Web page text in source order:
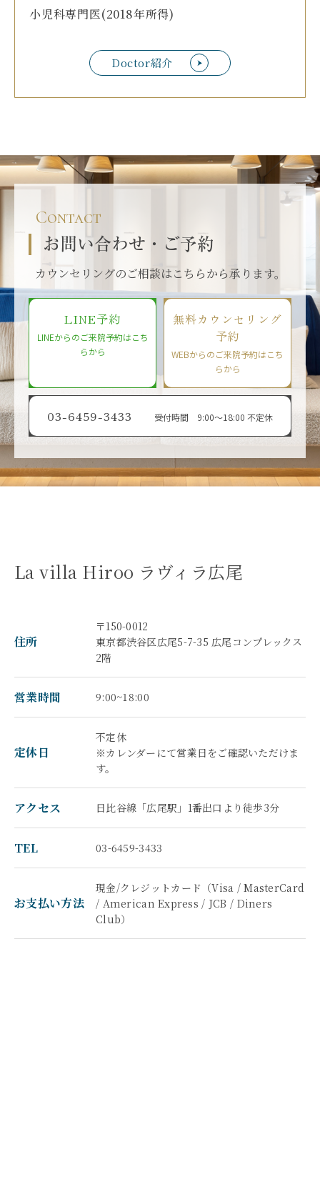
Doctor紹介
小児科専門医(2018年所得)
Contact
お問い合わせ・ご予約
カウンセリングのご相談はこちらから承ります。
LINE予約
LINEからのご来院予約はこち
らから
無料カウンセリング
予約
WEBからのご来院予約はこち
らから
03-6459-3433 受付時間 9:00〜18:00 不定休
La villa Hiroo ラヴィラ広尾
住所
〒150-0012
東京都渋谷区広尾5-7-35 広尾コンプレックス
2階
営業時間 9:00~18:00
定休日
不定休
※カレンダーにて営業日をご確認いただけま
す。
アクセス 日比谷線「広尾駅」1番出口より徒歩3分
TEL 03-6459-3433
お支払い方法
現金/クレジットカード（Visa / MasterCard
/ American Express / JCB / Diners
Club）